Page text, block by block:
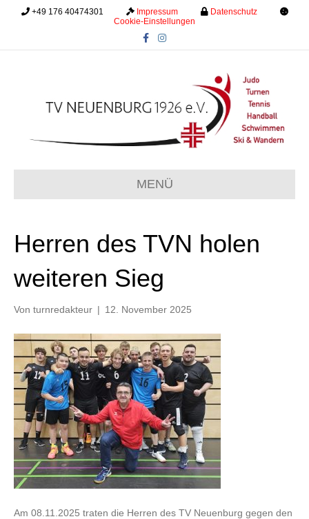
+49 176 40474301 Impressum Datenschutz
Cookie-Einstellungen
c
k
s
a
m
MENÜ
Herren des TVN holen
weiteren Sieg
Von turnredakteur | 12. November 2025
Am 08.11.2025 traten die Herren des TV Neuenburg gegen den